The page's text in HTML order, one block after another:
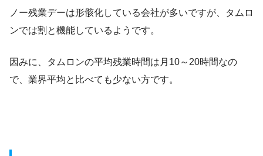
ノー残業デーは形骸化している会社が多いですが、タムロ
ンでは割と機能しているようです。
因みに、タムロンの平均残業時間は月10～20時間なの
で、業界平均と比べても少ない方です。